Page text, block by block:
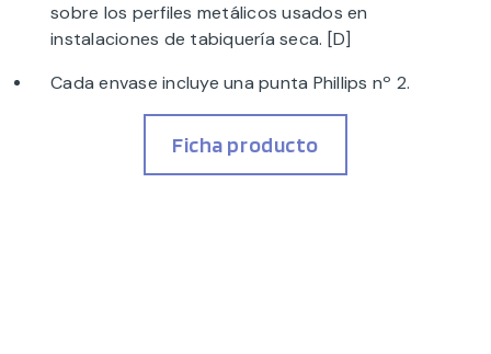
sobre los perfiles metálicos usados en
instalaciones de tabiquería seca. [D]
Cada envase incluye una punta Phillips nº 2.
Ficha producto